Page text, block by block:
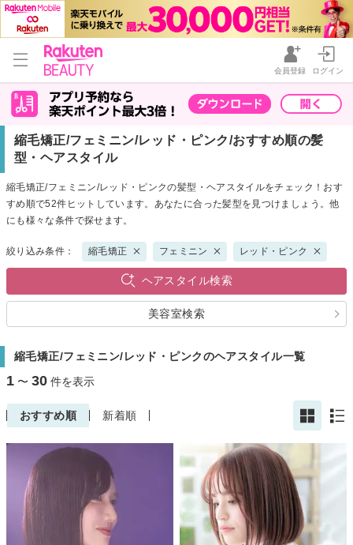
会員登録 ログイン
縮毛矯正/フェミニン/レッド・ピンク/おすすめ順の髪
型・ヘアスタイル
縮毛矯正/フェミニン/レッド・ピンクの髪型・ヘアスタイルをチェック！おす
すめ順で52件ヒットしています。あなたに合った髪型を見つけましょう。他
にも様々な条件で探せます。
絞り込み条件： 縮毛矯正 フェミニン レッド・ピンク
ヘアスタイル検索
美容室検索
縮毛矯正/フェミニン/レッド・ピンクのヘアスタイル一覧
1 〜 30 件を表示
おすすめ順 新着順